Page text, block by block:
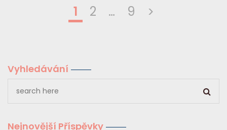
1 2 … 9 >
Vyhledávání
Nejnovější Příspěvky